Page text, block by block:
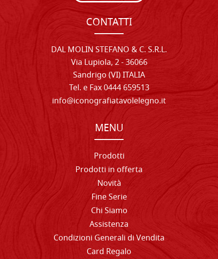
CONTATTI
DAL MOLIN STEFANO & C. S.R.L.
Via Lupiola, 2 - 36066
Sandrigo (VI) ITALIA
Tel. e Fax 0444 659513
info@iconografiatavolelegno.it
MENU
Prodotti
Prodotti in offerta
Novità
Fine Serie
Chi Siamo
Assistenza
Condizioni Generali di Vendita
Card Regalo